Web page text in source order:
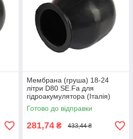
Мембрана (груша) 18-24
літри D80 SE.Fa для
гідроакумулятора (Італія)
Готово до відправки
281,74 ₴ 433,44 ₴